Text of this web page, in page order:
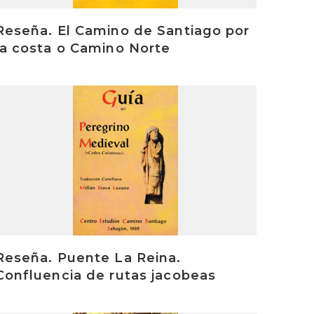
El Camino de Santiago por
costa o Camino Norte
Puente La Reina.
de rutas jacobeas